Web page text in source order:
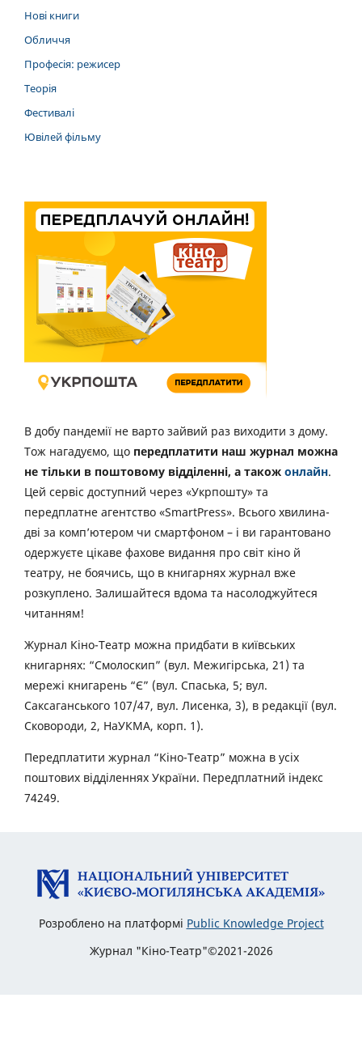
Нові книги
Обличчя
Професія: режисер
Теорія
Фестивалі
Ювілей фільму
В добу пандемії не варто зайвий раз виходити з дому.
Тож нагадуємо, що передплатити наш журнал можна
не тільки в поштовому відділенні, а також онлайн.
Цей сервіс доступний через «Укрпошту» та
передплатне агентство «SmartPress». Всього хвилина-
дві за комп’ютером чи смартфоном – і ви гарантовано
одержуєте цікаве фахове видання про світ кіно й
театру, не боячись, що в книгарнях журнал вже
розкуплено. Залишайтеся вдома та насолоджуйтеся
читанням!
Журнал Кіно-Театр можна придбати в київських
книгарнях: “Смолоскип” (вул. Межигірська, 21) та
мережі книгарень “Є” (вул. Спаська, 5; вул.
Саксаганського 107/47, вул. Лисенка, 3), в редакції (вул.
Сковороди, 2, НаУКМА, корп. 1).
Передплатити журнал “Кіно-Театр” можна в усіх
поштових відділеннях України. Передплатний індекс
74249.
Розроблено на платформі Public Knowledge Project
Журнал "Кіно-Театр"©2021-2026